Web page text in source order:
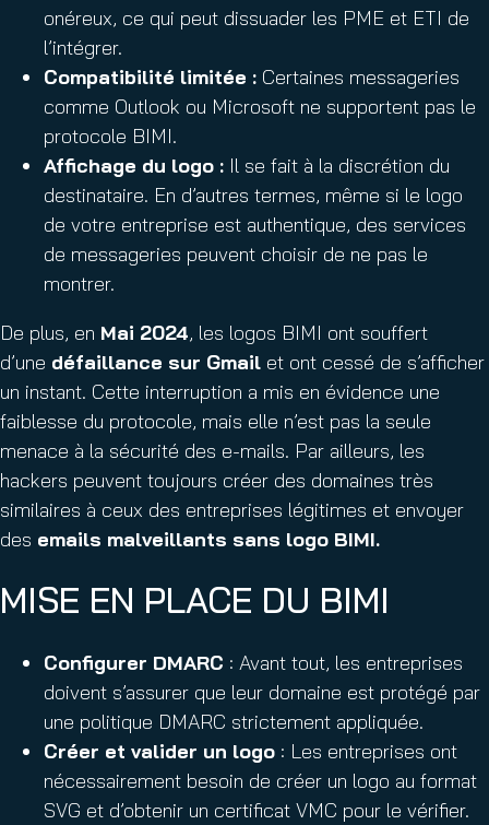
onéreux, ce qui peut dissuader les PME et ETI de
l’intégrer.
Compatibilité limitée : Certaines messageries
comme Outlook ou Microsoft ne supportent pas le
protocole BIMI.
Affichage du logo : Il se fait à la discrétion du
destinataire. En d’autres termes, même si le logo
de votre entreprise est authentique, des services
de messageries peuvent choisir de ne pas le
montrer.
De plus, en Mai 2024, les logos BIMI ont souffert
d’une défaillance sur Gmail et ont cessé de s’afficher
un instant. Cette interruption a mis en évidence une
faiblesse du protocole, mais elle n’est pas la seule
menace à la sécurité des e-mails. Par ailleurs, les
hackers peuvent toujours créer des domaines très
similaires à ceux des entreprises légitimes et envoyer
des emails malveillants sans logo BIMI.
MISE EN PLACE DU BIMI
Configurer DMARC : Avant tout, les entreprises
doivent s’assurer que leur domaine est protégé par
une politique DMARC strictement appliquée.
Créer et valider un logo : Les entreprises ont
nécessairement besoin de créer un logo au format
SVG et d’obtenir un certificat VMC pour le vérifier.